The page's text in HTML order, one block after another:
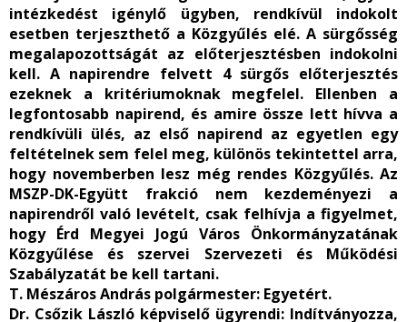
intézkedést igénylő ügyben, rendkívül indokolt
esetben terjeszthető a Közgyűlés elé. A sürgősség
megalapozottságát az előterjesztésben indokolni
kell. A napirendre felvett 4 sürgős előterjesztés
ezeknek a kritériumoknak megfelel. Ellenben a
legfontosabb napirend, és amire össze lett hívva a
rendkívüli ülés, az első napirend az egyetlen egy
feltételnek sem felel meg, különös tekintettel arra,
hogy novemberben lesz még rendes Közgyűlés. Az
MSZP-DK-Együtt frakció nem kezdeményezi a
napirendről való levételt, csak felhívja a figyelmet,
hogy Érd Megyei Jogú Város Önkormányzatának
Közgyűlése és szervei Szervezeti és Működési
Szabályzatát be kell tartani.
T. Mészáros András polgármester: Egyetért.
Dr. Csőzik László képviselő ügyrendi: Indítványozza,